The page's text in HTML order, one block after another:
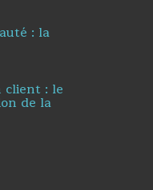
: la
client : le
de la